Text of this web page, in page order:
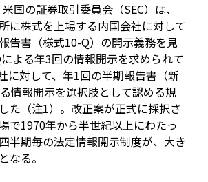
国の証券取引委員会（SEC）は、
に株式を上場する内国会社に対して
告書（様式10-Q）の開示義務を見
よる年3回の情報開示を求められて
に対して、年1回の半期報告書（新
情報開示を選択肢として認める規
た（注1）。改正案が正式に採択さ
で1970年から半世紀以上にわたっ
半期毎の法定情報開示制度が、大き
なる。